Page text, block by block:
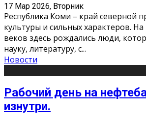
17 Мар 2026, Вторник
Республика Коми – край северной
культуры и сильных характеров.
веков здесь рождались люди,
науку, литературу, с...
Новости
Рабочий день на
изнутри.